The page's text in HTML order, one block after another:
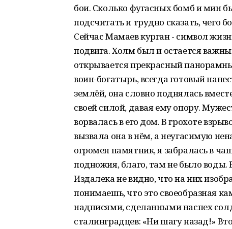
бои. Сколько фугасных бомб и мин
подсчитать и трудно сказать, чего
Сейчас Мамаев курган - символ
подвига. Холм был и остается
открывается прекрасный
воин-богатырь, всегда готовый
землёй, она словно поднялась
своей силой, давая ему опору.
ворвалась в его дом. В грохоте
вызвала она в нём, а неугасимую
огромен памятник, я забралась в
подножия, благо, там не было воды.
Издалека не видно, что на них
понимаешь, что это своеобразная
надписями, сделанными наспех
сталинградцев: «Ни шагу назад!»